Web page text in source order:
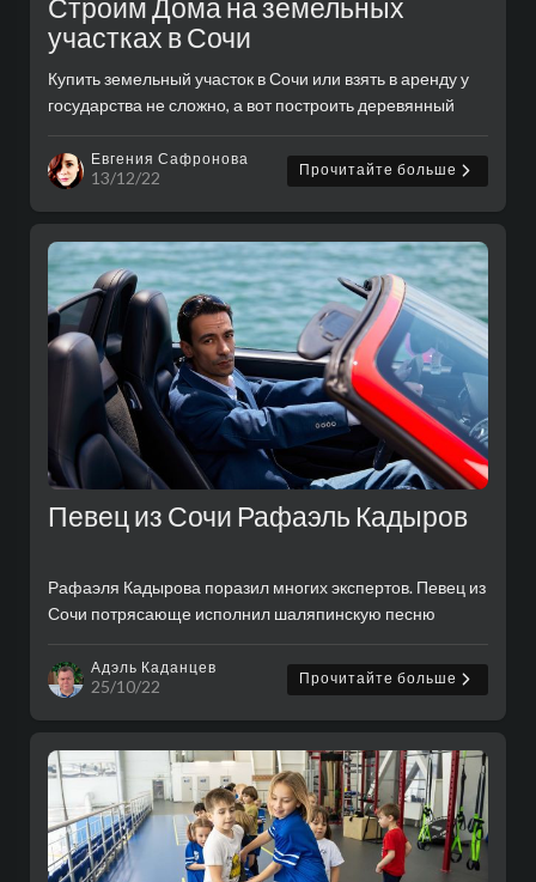
Строим Дома на земельных
участках в Сочи
Купить земельный участок в Сочи или взять в аренду у
государства не сложно, а вот построить деревянный
дом из сруба с учётом повышенной влажности и
грибообразования значительно сложнее.......
Евгения Сафронова
13/12/22 Прочитайте больше
Певец из Сочи Рафаэль Кадыров
Рафаэля Кадырова поразил многих экспертов. Певец из
Сочи потрясающе исполнил шаляпинскую песню
"Вдоль по Питерской". Рафаэль Кадыров, уроженец
Сочи, обладает редким тембром. Певчес..
Адэль Каданцев
25/10/22 Прочитайте больше